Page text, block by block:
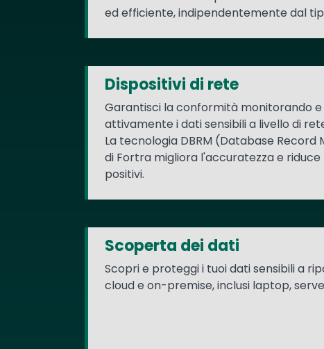
ed efficiente, indipendentemente dal
Dispositivi di rete
Garantisci la conformità monitorando
attivamente i dati sensibili a livello di
La tecnologia DBRM (Database
di Fortra migliora l'accuratezza e
positivi.
Scoperta dei dati
Scopri e proteggi i tuoi dati sensibili a
cloud e on-premise, inclusi laptop,